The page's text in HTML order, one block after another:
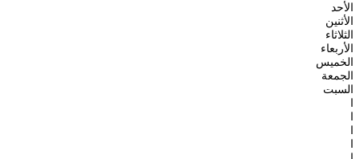
الأحد
الأثنين
الثلاثاء
الأربعاء
الخميس
الجمعة
السبت
ا
ا
ا
ا